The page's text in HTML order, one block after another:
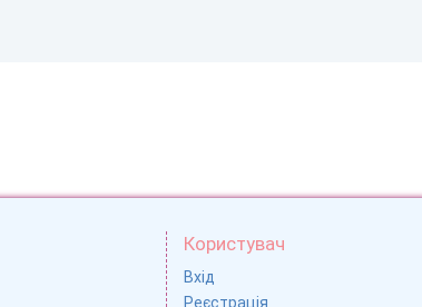
Користувач
Вхід
Реєстрація